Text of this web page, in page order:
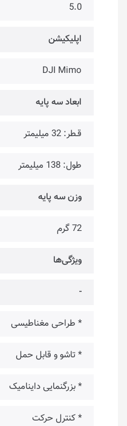
5.0
اپلیکیشن
DJI Mimo
ابعاد سه پایه
قـطر: 32 میلیمتر
طول: 138 میلیمتر
وزن سه پایه
72 گرم
ویژگی‌ها
-
* طراحی مغناطیسی
* تاشو و قابل حمل
* بزرگنمایی داینامیک
* کنترل حرکت